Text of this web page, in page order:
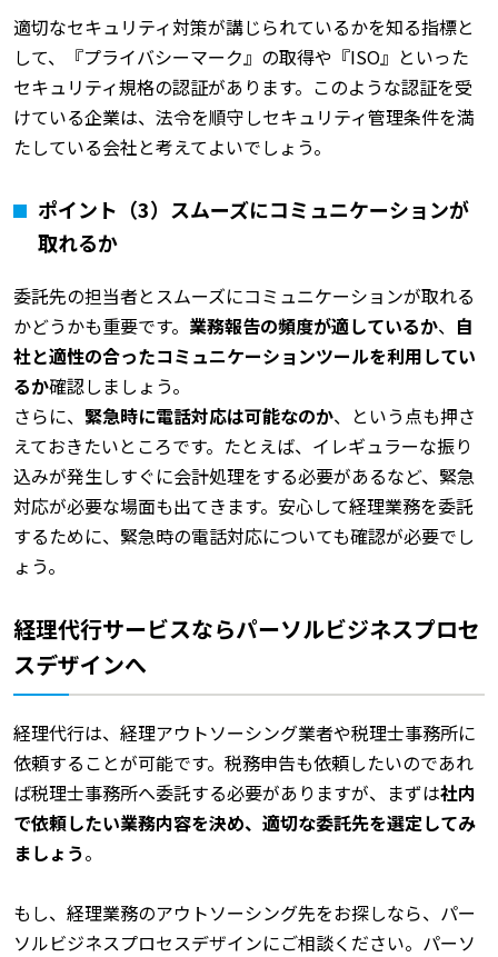
適切なセキュリティ対策が講じられているかを知る指標と
して、『プライバシーマーク』の取得や『ISO』といった
セキュリティ規格の認証があります。このような認証を受
けている企業は、法令を順守しセキュリティ管理条件を満
たしている会社と考えてよいでしょう。
ポイント（3）スムーズにコミュニケーションが
取れるか
委託先の担当者とスムーズにコミュニケーションが取れる
かどうかも重要です。 業務報告の頻度が適しているか、 自
社と適性の合ったコミュニケーションツールを利用してい
るか確認しましょう。
さらに、 緊急時に電話対応は可能なのか、という点も押さ
えておきたいところです。たとえば、イレギュラーな振り
込みが発生しすぐに会計処理をする必要があるなど、緊急
対応が必要な場面も出てきます。安心して経理業務を委託
するために、緊急時の電話対応についても確認が必要でし
ょう。
経理代行サービスならパーソルビジネスプロセ
スデザインへ
経理代行は、経理アウトソーシング業者や税理士事務所に
依頼することが可能です。税務申告も依頼したいのであれ
ば税理士事務所へ委託する必要がありますが、まずは社内
で依頼したい業務内容を決め、適切な委託先を選定してみ
ましょう。
もし、経理業務のアウトソーシング先をお探しなら、パー
ソルビジネスプロセスデザインにご相談ください。パーソ